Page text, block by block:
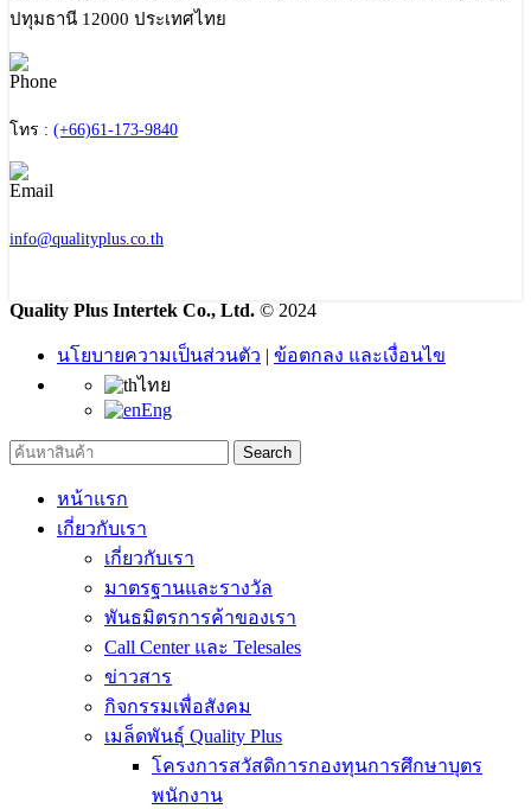
ปทุมธานี 12000 ประเทศไทย
โทร : (+66)61-173-9840
info@qualityplus.co.th
Quality Plus Intertek Co., Ltd. © 2024
นโยบายความเป็นส่วนตัว | ข้อตกลง และเงื่อนไข
ไทย
Eng
Search
หน้าแรก
เกี่ยวกับเรา
เกี่ยวกับเรา
มาตรฐานและรางวัล
พันธมิตรการค้าของเรา
Call Center และ Telesales
ข่าวสาร
กิจกรรมเพื่อสังคม
เมล็ดพันธุ์ Quality Plus
โครงการสวัสดิการกองทุนการศึกษาบุตร
พนักงาน